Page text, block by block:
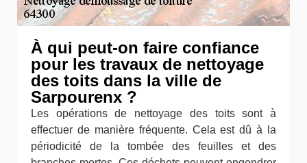
À qui peut-on faire confiance
pour les travaux de nettoyage
des toits dans la ville de
Sarpourenx ?
Les opérations de nettoyage des toits sont à
effectuer de manière fréquente. Cela est dû à la
périodicité de la tombée des feuilles et des